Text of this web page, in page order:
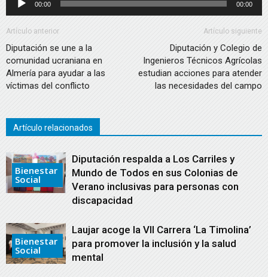
audio
de
audio
00:00 00:00
Artículo anterior
Diputación se une a la
comunidad ucraniana en
Almería para ayudar a las
víctimas del conflicto
Artículo siguiente
Diputación y Colegio de
Ingenieros Técnicos Agrícolas
estudian acciones para atender
las necesidades del campo
Artículo relacionados
Bienestar
Social
Diputación respalda a Los Carriles y
Mundo de Todos en sus Colonias de
Verano inclusivas para personas con
discapacidad
Bienestar
Social
Laujar acoge la VII Carrera ‘La Timolina’
para promover la inclusión y la salud
mental